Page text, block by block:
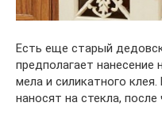
Есть еще старый
предполагает нанесение
мела и силикатного
наносят на стекла,